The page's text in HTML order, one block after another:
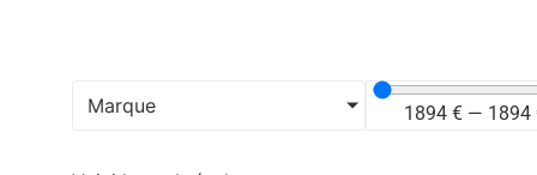
Marque 1894 € — 1894